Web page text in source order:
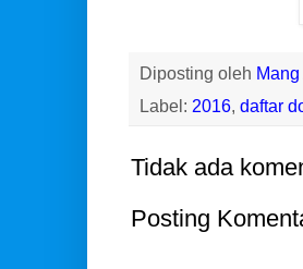
Diposting oleh
Label: 2016, daftar
Tidak ada
Posting